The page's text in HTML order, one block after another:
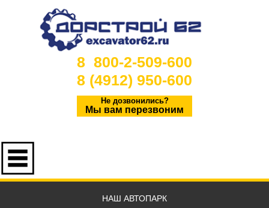
8 800-2-509-600
8 (4912) 950-600
Не дозвонились?
Мы вам перезвоним
НАШ АВТОПАРК